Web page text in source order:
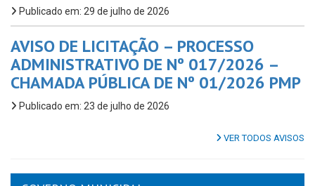
Publicado em: 29 de julho de 2026
AVISO DE LICITAÇÃO – PROCESSO
ADMINISTRATIVO DE Nº 017/2026 –
CHAMADA PÚBLICA DE Nº 01/2026 PMP
Publicado em: 23 de julho de 2026
VER TODOS AVISOS